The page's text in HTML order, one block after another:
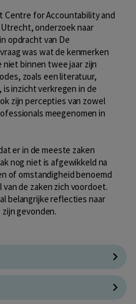
Centre for Accountability and
onderzoek naar
opdracht van De
was wat de kenmerken
niet binnen twee jaar zijn
zoals een literatuur­,
inzicht verkregen in de
zijn percepties van zowel
meegenomen in
er in de meeste zaken
nog niet is afgewikkeld na
of omstandigheid benoemd
de zaken zich voordoet.
belangrijke reflecties naar
gevonden.